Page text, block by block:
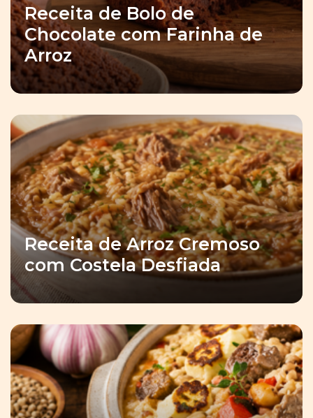
Receita de Bolo de
Chocolate com Farinha de
Arroz
Receita de Arroz Cremoso
com Costela Desfiada